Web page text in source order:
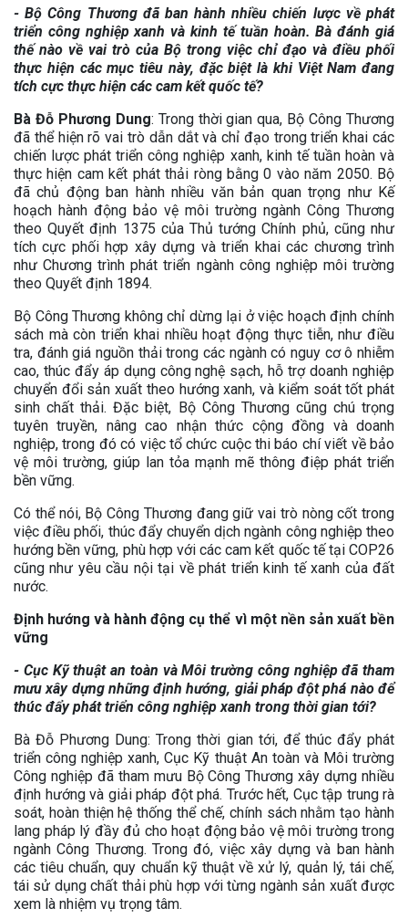
- Bộ Công Thương đã ban hành nhiều chiến lược về phát
triển công nghiệp xanh và kinh tế tuần hoàn. Bà đánh giá
thế nào về vai trò của Bộ trong việc chỉ đạo và điều phối
thực hiện các mục tiêu này, đặc biệt là khi Việt Nam đang
tích cực thực hiện các cam kết quốc tế?
Bà Đỗ Phương Dung: Trong thời gian qua, Bộ Công Thương
đã thể hiện rõ vai trò dẫn dắt và chỉ đạo trong triển khai các
chiến lược phát triển công nghiệp xanh, kinh tế tuần hoàn và
thực hiện cam kết phát thải ròng bằng 0 vào năm 2050. Bộ
đã chủ động ban hành nhiều văn bản quan trọng như Kế
hoạch hành động bảo vệ môi trường ngành Công Thương
theo Quyết định 1375 của Thủ tướng Chính phủ, cũng như
tích cực phối hợp xây dựng và triển khai các chương trình
như Chương trình phát triển ngành công nghiệp môi trường
theo Quyết định 1894.
Bộ Công Thương không chỉ dừng lại ở việc hoạch định chính
sách mà còn triển khai nhiều hoạt động thực tiễn, như điều
tra, đánh giá nguồn thải trong các ngành có nguy cơ ô nhiễm
cao, thúc đẩy áp dụng công nghệ sạch, hỗ trợ doanh nghiệp
chuyển đổi sản xuất theo hướng xanh, và kiểm soát tốt phát
sinh chất thải. Đặc biệt, Bộ Công Thương cũng chú trọng
tuyên truyền, nâng cao nhận thức cộng đồng và doanh
nghiệp, trong đó có việc tổ chức cuộc thi báo chí viết về bảo
vệ môi trường, giúp lan tỏa mạnh mẽ thông điệp phát triển
bền vững.
Có thể nói, Bộ Công Thương đang giữ vai trò nòng cốt trong
việc điều phối, thúc đẩy chuyển dịch ngành công nghiệp theo
hướng bền vững, phù hợp với các cam kết quốc tế tại COP26
cũng như yêu cầu nội tại về phát triển kinh tế xanh của đất
nước.
Định hướng và hành động cụ thể vì một nền sản xuất bền
vững
- Cục Kỹ thuật an toàn và Môi trường công nghiệp đã tham
mưu xây dựng những định hướng, giải pháp đột phá nào để
thúc đẩy phát triển công nghiệp xanh trong thời gian tới?
Bà Đỗ Phương Dung: Trong thời gian tới, để thúc đẩy phát
triển công nghiệp xanh, Cục Kỹ thuật An toàn và Môi trường
Công nghiệp đã tham mưu Bộ Công Thương xây dựng nhiều
định hướng và giải pháp đột phá. Trước hết, Cục tập trung rà
soát, hoàn thiện hệ thống thể chế, chính sách nhằm tạo hành
lang pháp lý đầy đủ cho hoạt động bảo vệ môi trường trong
ngành Công Thương. Trong đó, việc xây dựng và ban hành
các tiêu chuẩn, quy chuẩn kỹ thuật về xử lý, quản lý, tái chế,
tái sử dụng chất thải phù hợp với từng ngành sản xuất được
xem là nhiệm vụ trọng tâm.